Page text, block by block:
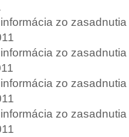
zo
zo
zo
zo